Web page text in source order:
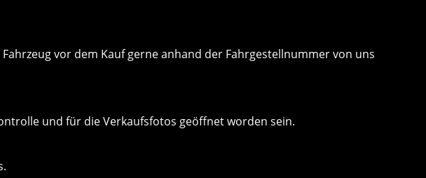
vor dem Kauf gerne anhand der Fahrgestellnummer von uns
und für die Verkaufsfotos geöffnet worden sein.